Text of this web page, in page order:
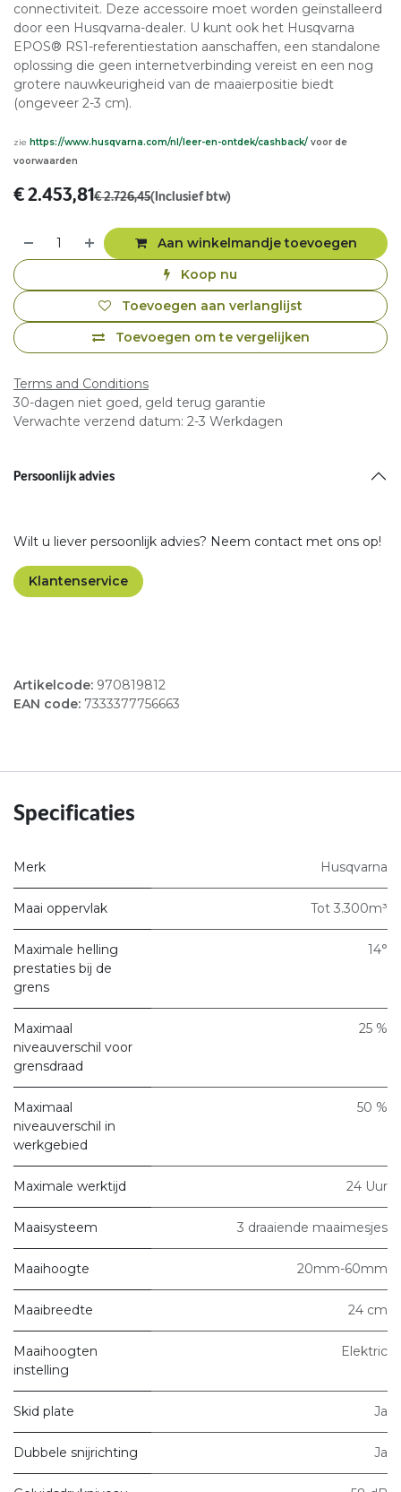
connectiviteit. Deze accessoire moet worden geïnstalleerd
door een Husqvarna-dealer. U kunt ook het Husqvarna
EPOS® RS1-referentiestation aanschaffen, een standalone
oplossing die geen internetverbinding vereist en een nog
grotere nauwkeurigheid van de maaierpositie biedt
(ongeveer 2-3 cm).
zie https://www.husqvarna.com/nl/leer-en-ontdek/cashback/ voor de
voorwaarden
€2.453,81€2.726,45(Inclusief btw)
Aan winkelmandje toevoegen
Koop nu
Toevoegen om te vergelijken
Toevoegen aan verlanglijst
Terms and Conditions
30-dagen niet goed, geld terug garantie
Verwachte verzend datum: 2-3 Werkdagen
Persoonlijk advies
Wilt u liever persoonlijk advies? Neem contact met ons op!
Klantenservice
Artikelcode: 970819812
EAN code: 7333377756663
Specificaties
Merk Husqvarna
Maai oppervlak Tot 3.300m³
Maximale helling
prestaties bij de
grens
14°
Maximaal
niveauverschil voor
grensdraad
25 %
Maximaal
niveauverschil in
werkgebied
50 %
Maximale werktijd 24 Uur
Maaisysteem 3 draaiende maaimesjes
Maaihoogte 20mm-60mm
Maaibreedte 24 cm
Maaihoogten
instelling
Elektric
Skid plate Ja
Dubbele snijrichting Ja